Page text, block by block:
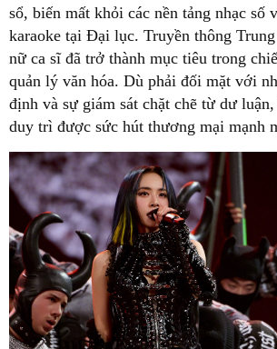
sổ, biến mất khỏi các nền tảng nhạc số
karaoke tại Đại lục. Truyền thông
nữ ca sĩ đã trở thành mục tiêu trong
quản lý văn hóa. Dù phải đối mặt với
định và sự giám sát chặt chẽ từ dư
duy trì được sức hút thương mại mạnh